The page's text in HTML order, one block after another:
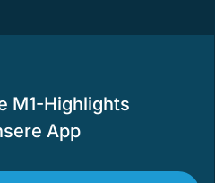
M1-Highlights
App